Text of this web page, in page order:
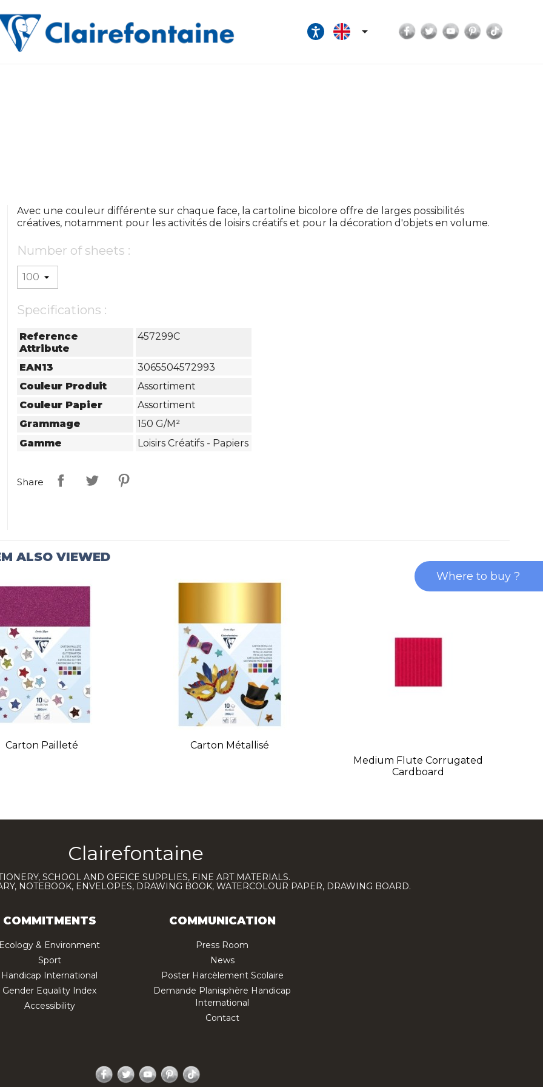
 Facebook
TwitterYouTubePinterest
Avec une couleur différente sur chaque face, la cartoline bicolore offre de larges possibilités
créatives, notamment pour les activités de loisirs créatifs et pour la décoration d'objets en volume.
Number of sheets :
Specifications :
Reference
Attribute
457299C
EAN13
3065504572993
Couleur Produit
Assortiment
Couleur Papier
Assortiment
Grammage
150 G/m²
Gamme
Loisirs Créatifs - Papiers
Share
ALSO VIEWED
Carton Pailleté
Carton Métallisé
Medium Flute Corrugated
Cardboard
Clairefontaine
SCHOOL AND OFFICE SUPPLIES, FINE ART MATERIALS.
NOTEBOOK, ENVELOPES, DRAWING BOOK, WATERCOLOUR PAPER, DRAWING BOARD.
COMMITMENTS
& Environment
Sport
Handicap International
Gender Equality Index
Accessibility
COMMUNICATION
Press Room
News
Poster Harcèlement Scolaire
Demande Planisphère Handicap
International
Contact
Facebook
TwitterYouTubePinterest
Where to buy ?